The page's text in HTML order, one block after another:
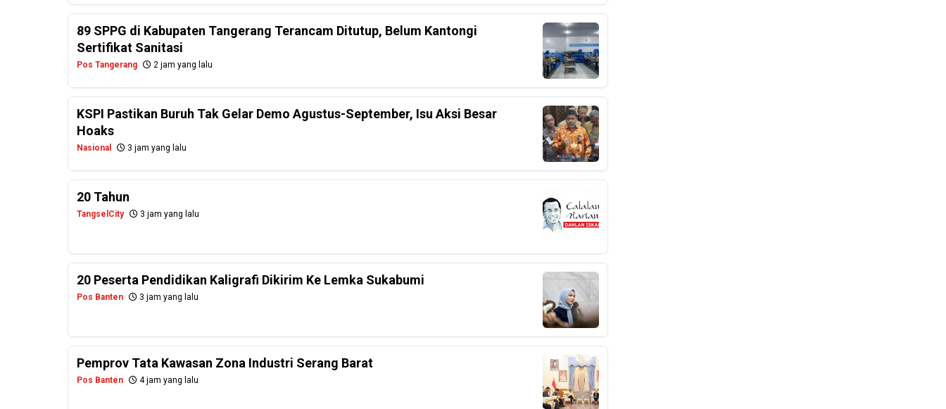
89 SPPG di Kabupaten Tangerang Terancam Ditutup, Belum Kantongi
Sertifikat Sanitasi
Pos Tangerang 2 jam yang lalu
KSPI Pastikan Buruh Tak Gelar Demo Agustus-September, Isu Aksi Besar
Hoaks
Nasional 3 jam yang lalu
20 Tahun
TangselCity 3 jam yang lalu
20 Peserta Pendidikan Kaligrafi Dikirim Ke Lemka Sukabumi
Pos Banten 3 jam yang lalu
Pemprov Tata Kawasan Zona Industri Serang Barat
Pos Banten 4 jam yang lalu